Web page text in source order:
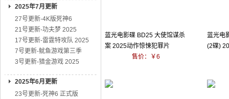
2025年7月更新
27号更新-4K版死神6
21号更新-功夫梦 2025
17号更新-雷霆特攻队 2025
7号更新-鱿鱼游戏第三季
3号更新-猎金游戏 2025
2025年6月更新
23号更新-死神6 正式版
蓝光电影碟 BD25 大使馆谋杀
案 2025动作惊悚犯罪片
售价：￥6
蓝光电
(2碟)